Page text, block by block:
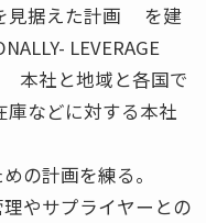
見据えた計画 を建
LEVERAGE
本社と地域と各国で
庫などに対する本社
の計画を練る。
やサプライヤーとの